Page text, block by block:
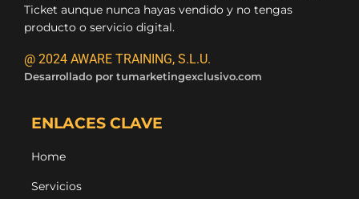
Ticket aunque nunca hayas vendido y no tengas
producto o servicio digital.
@ 2024 AWARE TRAINING, S.L.U.
Desarrollado por tumarketingexclusivo.com
ENLACES CLAVE
Home
Servicios